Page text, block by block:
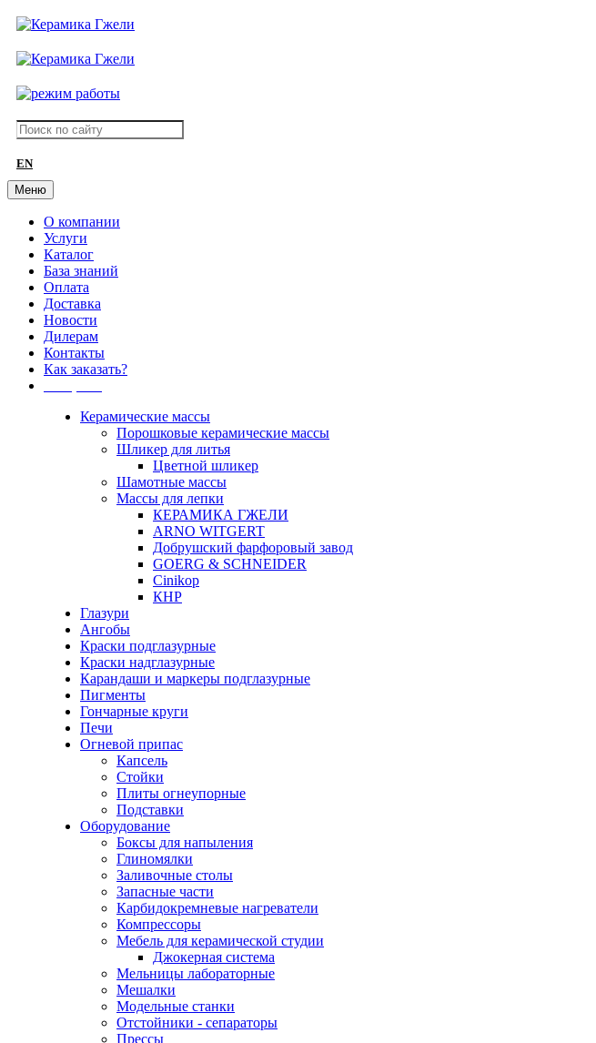
EN
Меню
О компании
Услуги
Каталог
База знаний
Оплата
Доставка
Новости
Дилерам
Контакты
Как заказать?
Керамические массы
Порошковые керамические массы
Шликер для литья
Цветной шликер
Шамотные массы
Массы для лепки
КЕРАМИКА ГЖЕЛИ
ARNO WITGERT
Добрушский фарфоровый завод
GOERG & SCHNEIDER
Cinikop
КНР
Глазури
Ангобы
Краски подглазурные
Краски надглазурные
Карандаши и маркеры подглазурные
Пигменты
Гончарные круги
Печи
Огневой припас
Капсель
Стойки
Плиты огнеупорные
Подставки
Оборудование
Боксы для напыления
Глиномялки
Заливочные столы
Запасные части
Карбидокремневые нагреватели
Компрессоры
Мебель для керамической студии
Джокерная система
Мельницы лабораторные
Мешалки
Модельные станки
Отстойники - сепараторы
Прессы